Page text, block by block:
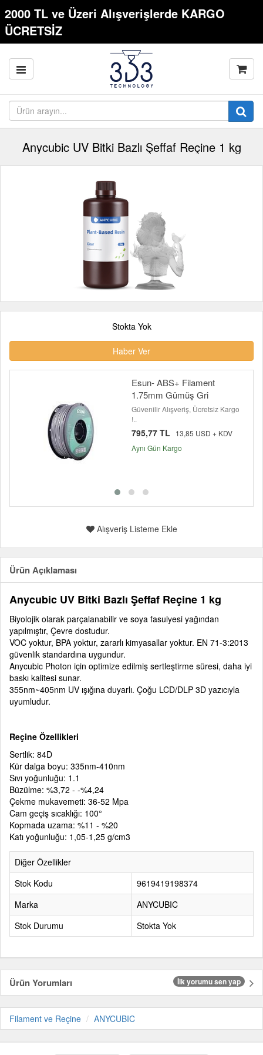
2000 TL ve Üzeri Alışverişlerde KARGO
ÜCRETSİZ
Anycubic UV Bitki Bazlı Şeffaf Reçine 1 kg
Stokta Yok
Haber Ver
Esun- ABS+ Filament
1.75mm Gümüş Gri
Güvenilir Alışveriş, Ücretsiz Kargo
!..
795,77 TL
13,85 USD + KDV
Aynı Gün Kargo
Alışveriş Listeme Ekle
Ürün Açıklaması
Anycubic UV Bitki Bazlı Şeffaf Reçine 1 kg
Biyolojik olarak parçalanabilir ve soya fasulyesi yağından
yapılmıştır, Çevre dostudur.
VOC yoktur, BPA yoktur, zararlı kimyasallar yoktur. EN 71-3:2013
güvenlik standardına uygundur.
Anycubic Photon için optimize edilmiş sertleştirme süresi, daha iyi
baskı kalitesi sunar.
355nm~405nm UV ışığına duyarlı. Çoğu LCD/DLP 3D yazıcıyla
uyumludur.
Reçine Özellikleri
Sertlik: 84D
Kür dalga boyu: 335nm-410nm
Sıvı yoğunluğu: 1.1
Büzülme: %3,72 - -%4,24
Çekme mukavemeti: 36-52 Mpa
Cam geçiş sıcaklığı: 100°
Kopmada uzama: %11 - %20
Katı yoğunluğu: 1,05-1,25 g/cm3
Diğer Özellikler
Stok Kodu
9619419198374
Marka
ANYCUBIC
Stok Durumu
Stokta Yok
Ürün Yorumları İlk yorumu sen yap
Filament ve Reçine ANYCUBIC